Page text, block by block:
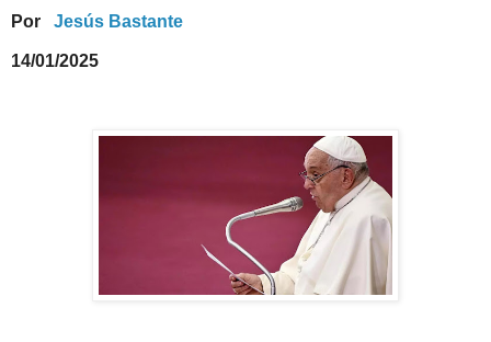
Por Jesús Bastante
14/01/2025